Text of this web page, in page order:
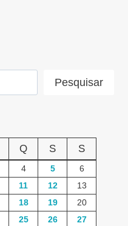
Pesquisar
Q S S
4 5
6
11 12
13
18 19
20
25 26
27